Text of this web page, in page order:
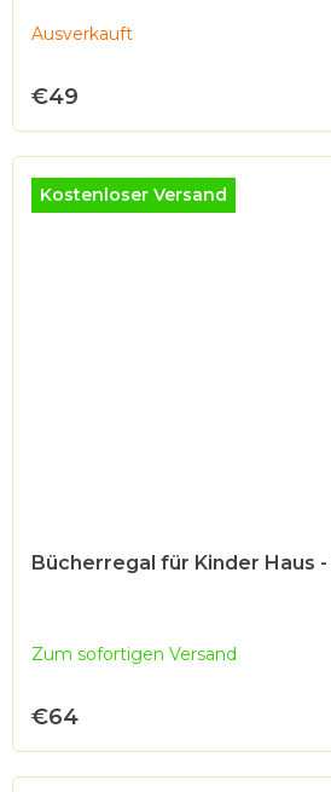
Ausverkauft
€49
Kostenloser Versand
Bücherregal für Kinder Haus
Zum sofortigen Versand
€64